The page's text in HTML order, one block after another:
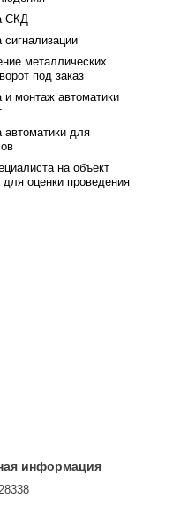
СКД
сигнализации
металлических
под заказ
и монтаж автоматики
автоматики для
на объект
для оценки проведения
информация